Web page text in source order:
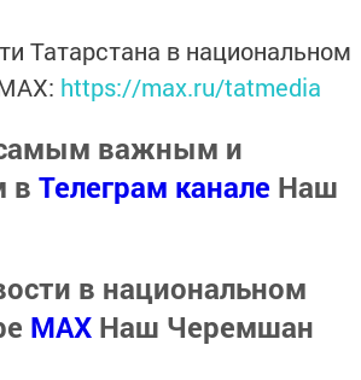
Татарстана в национальном
https://max.ru/tatmedia
важным и
в Телеграм канале Наш
в национальном
MАХ Наш Черемшан